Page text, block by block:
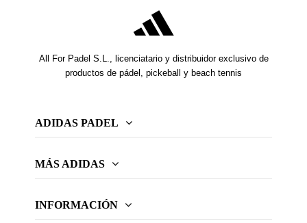
All For Padel S.L., licenciatario y distribuidor exclusivo de
productos de pádel, pickeball y beach tennis
ADIDAS PADEL
MÁS ADIDAS
INFORMACIÓN